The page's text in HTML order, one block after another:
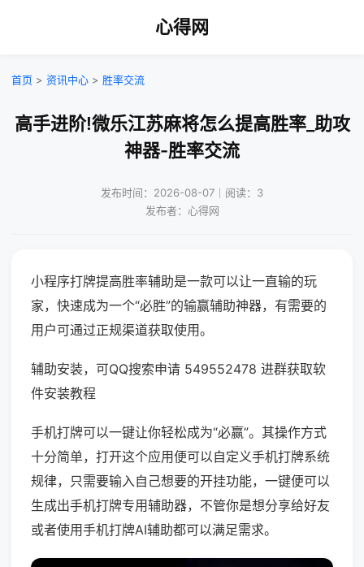
心得网
首页 > 资讯中心 > 胜率交流
高手进阶!微乐江苏麻将怎么提高胜率_助攻
神器-胜率交流
发布时间：2026-08-07｜阅读：3
发布者：心得网
小程序打牌提高胜率辅助是一款可以让一直输的玩
家，快速成为一个“必胜”的输赢辅助神器，有需要的
用户可通过正规渠道获取使用。
辅助安装，可QQ搜索申请 549552478 进群获取软
件安装教程
手机打牌可以一键让你轻松成为“必赢”。其操作方式
十分简单，打开这个应用便可以自定义手机打牌系统
规律，只需要输入自己想要的开挂功能，一键便可以
生成出手机打牌专用辅助器，不管你是想分享给好友
或者使用手机打牌AI辅助都可以满足需求。